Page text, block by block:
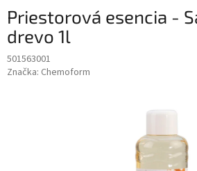
Priestorová esencia -
drevo 1l
501563001
Značka: Chemoform